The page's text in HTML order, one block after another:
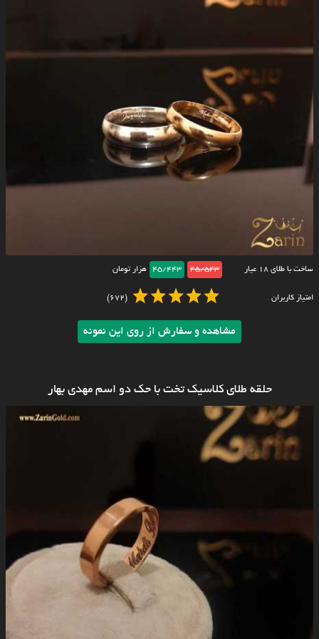
ساخت با طلای ۱۸ عیار 45/543
45/443 هزار تومان
امتیاز کاربران (672)
مشاهده و سفارش از روی این نمونه
حلقه طلای کلاسیک تخت با حک دو اسم مهدی بهار